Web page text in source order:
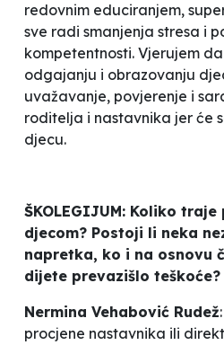
redovnim educiranjem,
sve radi smanjenja stresa i
kompetentnosti. Vjerujem
odgajanju i obrazovanju
uvažavanje, povjerenje i
roditelja i nastavnika jer će
djecu.
ŠKOLEGIJUM: Koliko
djecom? Postoji li neka
napretka, ko i na osnovu
dijete prevazišlo teškoće?
Nermina Vehabović Rudež
procjene nastavnika ili